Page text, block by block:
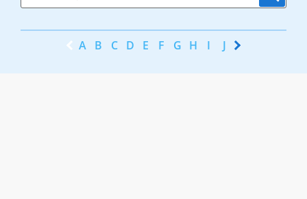
A B C D E F G H I J K